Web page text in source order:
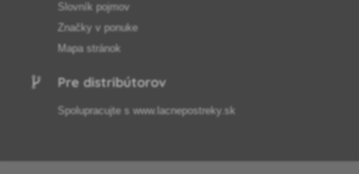
Slovník pojmov
Značky v ponuke
Mapa stránok
Pre distribútorov
Spolupracujte s www.lacnepostreky.sk